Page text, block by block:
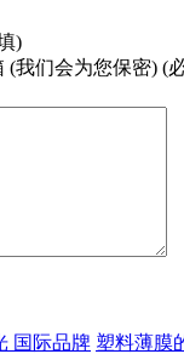
)
(我们会为您保密) (
国际品牌 塑料薄膜